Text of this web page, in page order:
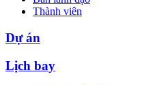
Thành viên
Dự án
Lịch bay